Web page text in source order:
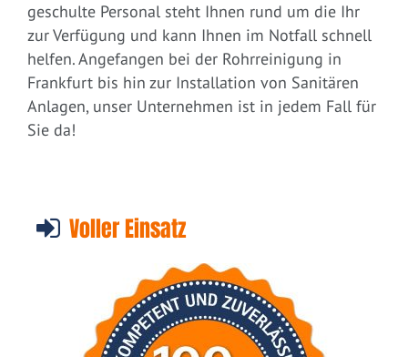
geschulte Personal steht Ihnen rund um die Ihr
zur Verfügung und kann Ihnen im Notfall schnell
helfen. Angefangen bei der Rohrreinigung in
Frankfurt bis hin zur Installation von Sanitären
Anlagen, unser Unternehmen ist in jedem Fall für
Sie da!
Voller Einsatz